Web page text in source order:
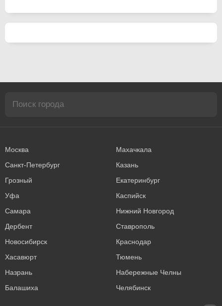
Москва
Махачкала
Санкт-Петербург
Казань
Грозный
Екатеринбург
Уфа
Каспийск
Самара
Нижний Новгород
Дербент
Ставрополь
Новосибирск
Краснодар
Хасавюрт
Тюмень
Назрань
Набережные Челны
Балашиха
Челябинск